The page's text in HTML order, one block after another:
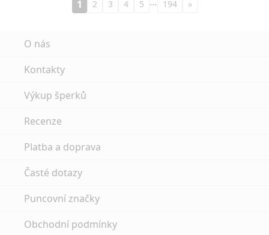
1 2 3 4 5 194 »
O nás
Kontakty
Výkup šperků
Recenze
Platba a doprava
Časté dotazy
Puncovní značky
Obchodní podmínky